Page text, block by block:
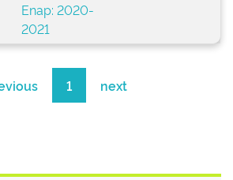
Enap: 2020-
2021
1 next